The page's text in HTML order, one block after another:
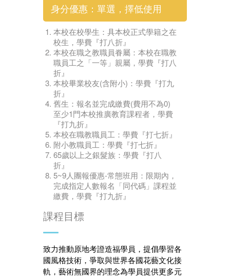
身分優惠：單選，擇低使用
本校在校學生：具本校正式學籍之在
校生，學費『打八折』
本校在職之教職員眷屬：本校在職教
職員工之「一等」親屬，學費『打八
折』
本校畢業校友(含附小)：學費『打九
折』
舊生：報名並完成繳費(費用不為0)
至少1門本校推廣教育課程者，學費
『打九折』
本校在職教職員工：學費『打七折』
附小教職員工：學費『打七折』
65歲以上之銀髮族：學費『打八
折』
5~9人團報優惠-常態班用：限期內，
完成指定人數報名「同代碼」課程並
繳費，學費『打九折』
課程目標
致力推動原地考證造福學員，提倡學習各
國風格技術，爭取與世界各國花藝文化接
軌，藝術無國界的理念為學員提供更多元